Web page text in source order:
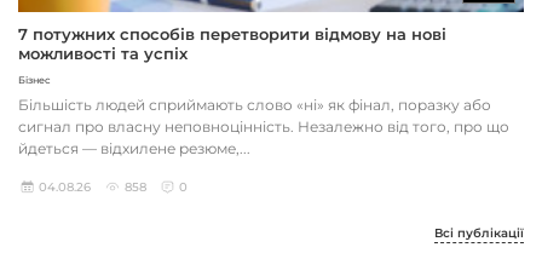
7 потужних способів перетворити відмову на нові
можливості та успіх
Бізнес
Більшість людей сприймають слово «ні» як фінал, поразку або
сигнал про власну неповноцінність. Незалежно від того, про що
йдеться — відхилене резюме,...
04.08.26 858 0
Всі публікації